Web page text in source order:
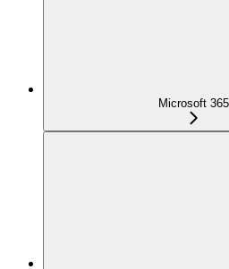
Microsoft 365